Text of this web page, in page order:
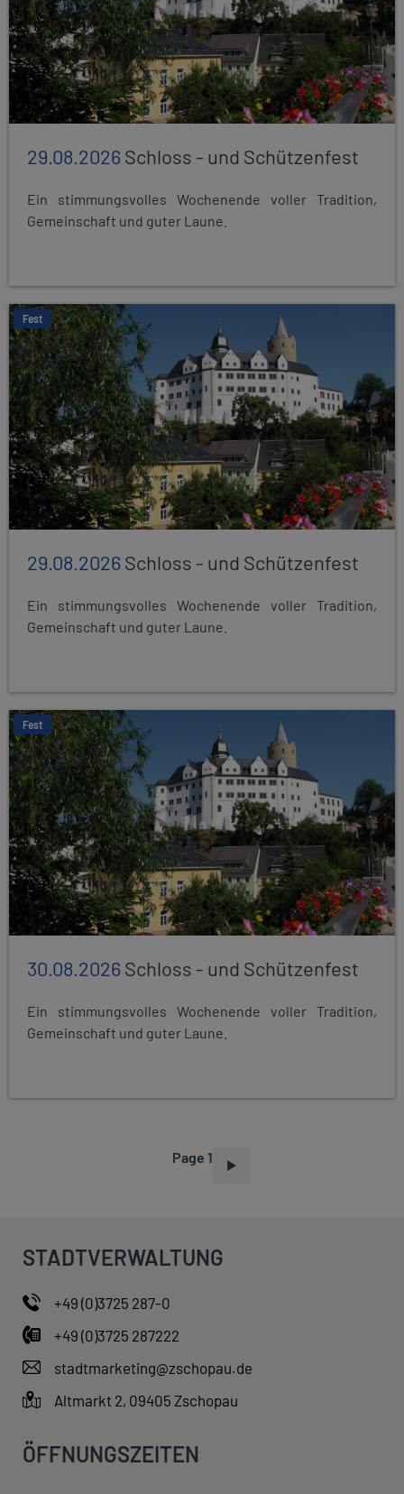
29.08.2026Schloss - und Schützenfest
Ein stimmungsvolles Wochenende voller Tradition,
Gemeinschaft und guter Laune.
Fest
29.08.2026Schloss - und Schützenfest
Ein stimmungsvolles Wochenende voller Tradition,
Gemeinschaft und guter Laune.
Fest
30.08.2026Schloss - und Schützenfest
Ein stimmungsvolles Wochenende voller Tradition,
Gemeinschaft und guter Laune.
Page 1
STADTVERWALTUNG
+49 (0)3725 287-0
+49 (0)3725 287222
stadtmarketing@zschopau.de
Altmarkt 2, 09405 Zschopau
ÖFFNUNGSZEITEN